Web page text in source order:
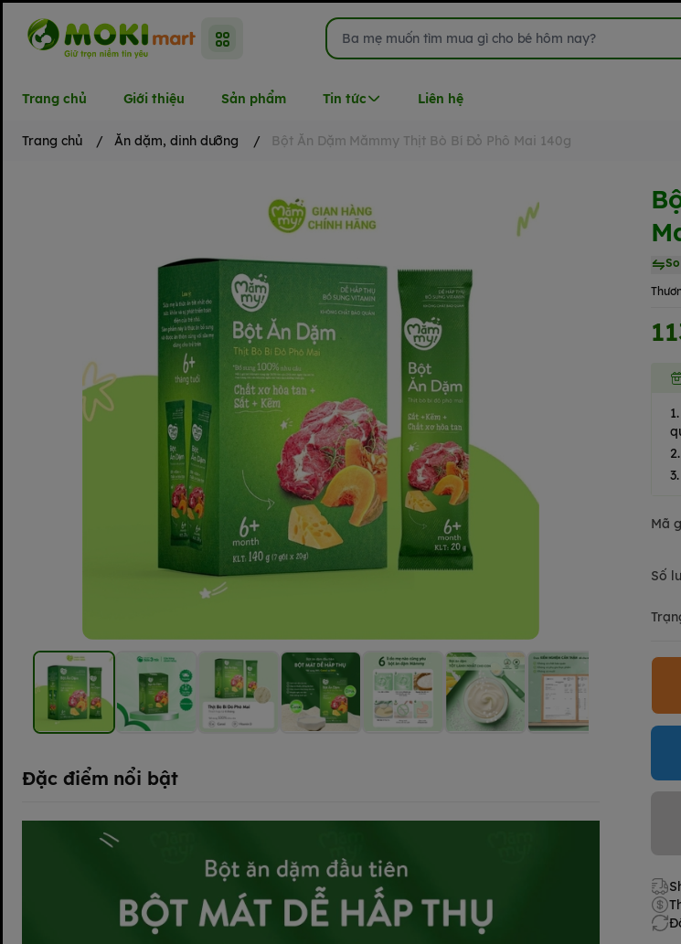
Trang chủ Giới thiệu Sản phẩm Tin tức Liên hệ
Trang chủ / Ăn dặm, dinh dưỡng / Bột Ăn Dặm Mămmy Thịt Bò Bí Đỏ Phô Mai 140g
Mã
Số
Đặc điểm nổi bật